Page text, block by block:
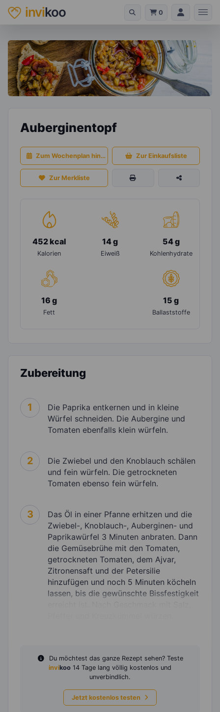
invikoo 0
Auberginentopf
Zum Wochenplan hinzufügen Zur Einkaufsliste
Zur Merkliste
452 kcal
Kalorien
14 g
Eiweiß
54 g
Kohlenhydrate
16 g
Fett
15 g
Ballaststoffe
Zubereitung
1
Die Paprika entkernen und in kleine
Würfel schneiden. Die Aubergine und
Tomaten ebenfalls klein würfeln.
2
Die Zwiebel und den Knoblauch schälen
und fein würfeln. Die getrockneten
Tomaten ebenso fein würfeln.
3
Das Öl in einer Pfanne erhitzen und die
Zwiebel-, Knoblauch-, Auberginen- und
Paprikawürfel 3 Minuten anbraten. Dann
die Gemüsebrühe mit den Tomaten,
getrockneten Tomaten, dem Ajvar,
Zitronensaft und der Petersilie
hinzufügen und noch 5 Minuten köcheln
lassen, bis die gewünschte Bissfestigkeit
Du möchtest das ganze Rezept sehen? Teste
invikoo 14 Tage lang völlig kostenlos und
unverbindlich.
Jetzt kostenlos testen